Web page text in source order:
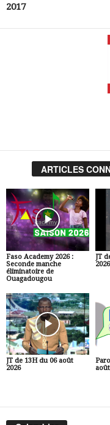
2017
ARTICLES
Faso Academy 2026 :
Seconde manche
éliminatoire de
Ouagadougou
JT
2026
JT de 13H du 06 août
2026